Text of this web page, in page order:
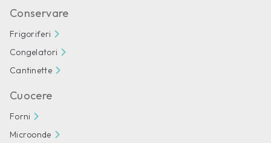
Conservare
Frigoriferi
Congelatori
Cantinette
Cuocere
Forni
Microonde